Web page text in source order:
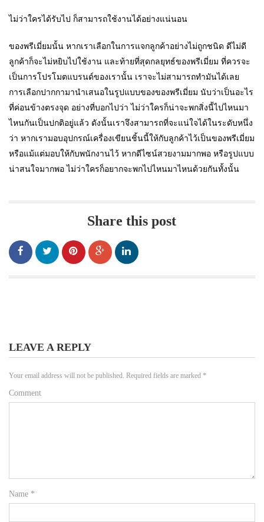
ไม่ว่าใครได้รับไป ก็สามารถใช้งานได้อย่างแน่นอน
ของพรีเมี่ยมนั้น หากเราเลือกในการแจกลูกค้าอย่างไม่ถูกชนิด ดีไม่ดี
ลูกค้าก็จะไม่หยิบไปใช้งาน และท้ายที่สุดกลยุทธ์ของพรีเมี่ยม ที่ควรจะ
เป็นการโปรโมตแบรนด์ของเรานั้น เราจะไม่สามารถทำมันได้เลย
การเลือกปากกามานำเสนอในรูปแบบของของพรีเมี่ยม นับว่าเป็นอะไร
ที่ค่อนข้างตรงจุด อย่างที่บอกไปว่า ไม่ว่าใครก็น่าจะพกสิ่งนี้ไปไหนมา
ไหนกันเป็นปกติอยู่แล้ว ดังนั้นเราจึงสามารถที่จะแน่ใจได้ในระดับหนึ่ง
ว่า หากเรามอบอุปกรณ์เครื่องเขียนชิ้นนี้ให้กับลูกค้าไว้เป็นของพรีเมี่ยม
หรือแม้แต่มอบให้กับพนักงานไว้ หากดีไซน์สวยงามมากพอ หรือรูปแบบ
น่าสนใจมากพอ ไม่ว่าใครก็อยากจะพกไปไหนมาไหนด้วยกันทั้งนั้น
Share this post
LEAVE A REPLY
Your email address will not be published. Required fields are marked *
Comment
Name *